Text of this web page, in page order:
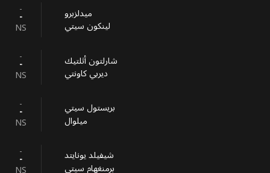
--
NS
ميدلزبرو
لينكون سيتي
--
NS
شارلتون أثلتيك
ديربي كاونتي
--
NS
بريستول سيتي
ميلوال
-- شيفيلد يونايتد
برمنغهام سيتي